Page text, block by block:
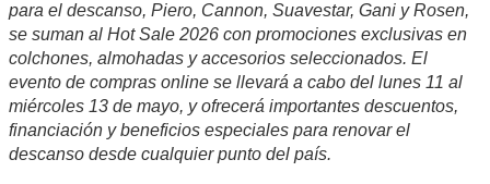
para el descanso, Piero, Cannon, Suavestar, Gani y Rosen,
se suman al Hot Sale 2026 con promociones exclusivas en
colchones, almohadas y accesorios seleccionados. El
evento de compras online se llevará a cabo del lunes 11 al
miércoles 13 de mayo, y ofrecerá importantes descuentos,
financiación y beneficios especiales para renovar el
descanso desde cualquier punto del país.